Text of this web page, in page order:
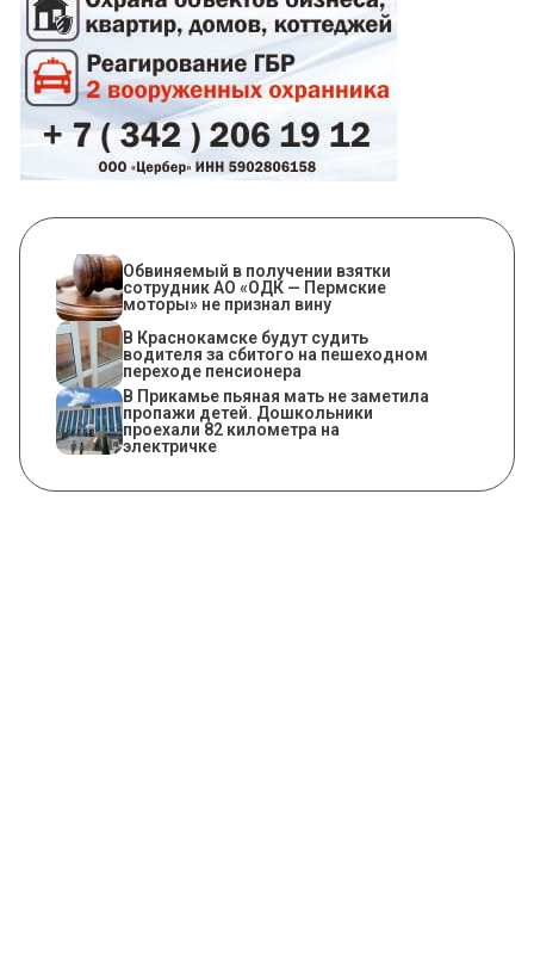
Обвиняемый в получении взятки
сотрудник АО «ОДК — Пермские
моторы» не признал вину
В Краснокамске будут судить
водителя за сбитого на пешеходном
переходе пенсионера
В Прикамье пьяная мать не заметила
пропажи детей. Дошкольники
проехали 82 километра на
электричке